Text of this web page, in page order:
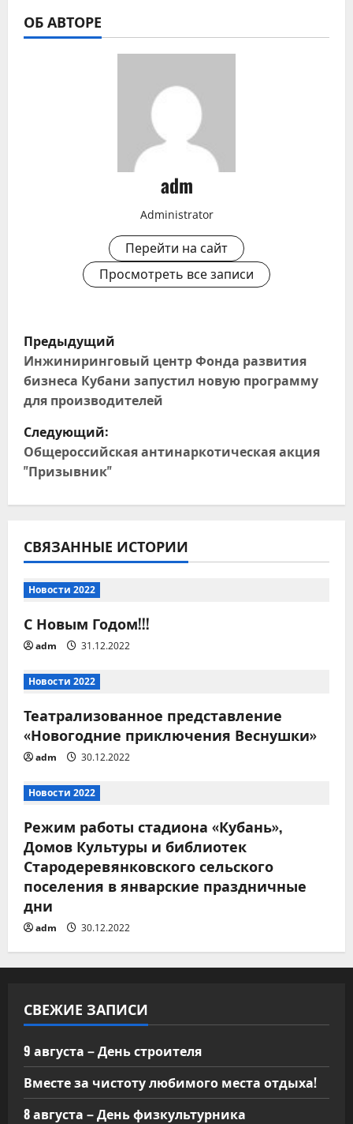
ОБ АВТОРЕ
adm
Administrator
Перейти на сайт
Просмотреть все записи
Н
а
в
и
г
а
ц
и
я
п
о
з
а
п
и
с
я
м
Предыдущий
Инжиниринговый центр Фонда развития
бизнеса Кубани запустил новую программу
для производителей
Следующий:
Общероссийская антинаркотическая акция
"Призывник"
СВЯЗАННЫЕ ИСТОРИИ
Новости 2022
С Новым Годом!!!
adm 31.12.2022
Новости 2022
Театрализованное представление
«Новогодние приключения Веснушки»
adm 30.12.2022
Новости 2022
Режим работы стадиона «Кубань»,
Домов Культуры и библиотек
Стародеревянковского сельского
поселения в январские праздничные
дни
adm 30.12.2022
СВЕЖИЕ ЗАПИСИ
9 августа – День строителя
Вместе за чистоту любимого места отдыха!
8 августа – День физкультурника